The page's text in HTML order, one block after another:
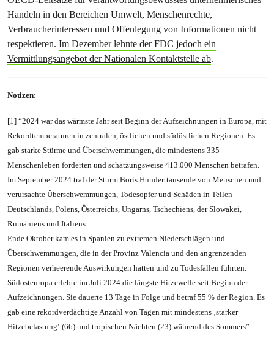
Handeln in den Bereichen Umwelt, Menschenrechte,
Verbraucherinteressen und Offenlegung von Informationen nicht
respektieren. Im Dezember lehnte der FDC jedoch ein
Vermittlungsangebot der Nationalen Kontaktstelle ab.
Notizen:
[1] “2024 war das wärmste Jahr seit Beginn der Aufzeichnungen in Europa, mit
Rekordtemperaturen in zentralen, östlichen und südöstlichen Regionen. Es
gab starke Stürme und Überschwemmungen, die mindestens 335
Menschenleben forderten und schätzungsweise 413.000 Menschen betrafen.
Im September 2024 traf der Sturm Boris Hunderttausende von Menschen und
verursachte Überschwemmungen, Todesopfer und Schäden in Teilen
Deutschlands, Polens, Österreichs, Ungarns, Tschechiens, der Slowakei,
Rumäniens und Italiens.
Ende Oktober kam es in Spanien zu extremen Niederschlägen und
Überschwemmungen, die in der Provinz Valencia und den angrenzenden
Regionen verheerende Auswirkungen hatten und zu Todesfällen führten.
Südosteuropa erlebte im Juli 2024 die längste Hitzewelle seit Beginn der
Aufzeichnungen. Sie dauerte 13 Tage in Folge und betraf 55 % der Region. Es
gab eine rekordverdächtige Anzahl von Tagen mit mindestens ‚starker
Hitzebelastung‘ (66) und tropischen Nächten (23) während des Sommers”.